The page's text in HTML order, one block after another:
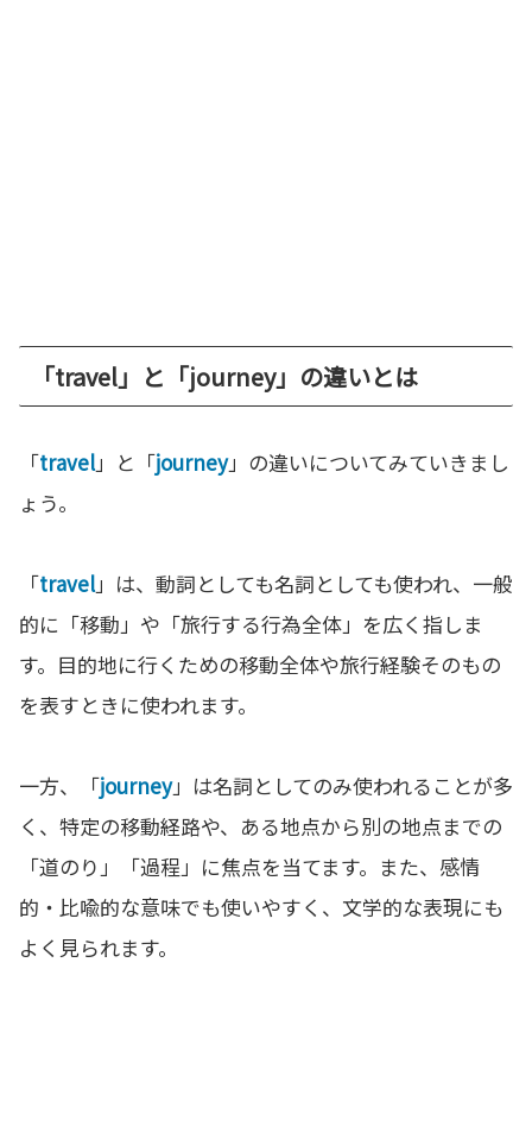
「travel」と「journey」の違いとは
「travel」と「journey」の違いについてみていきまし
ょう。
「travel」は、動詞としても名詞としても使われ、一般
的に「移動」や「旅行する行為全体」を広く指しま
す。目的地に行くための移動全体や旅行経験そのもの
を表すときに使われます。
一方、「journey」は名詞としてのみ使われることが多
く、特定の移動経路や、ある地点から別の地点までの
「道のり」「過程」に焦点を当てます。また、感情
的・比喩的な意味でも使いやすく、文学的な表現にも
よく見られます。